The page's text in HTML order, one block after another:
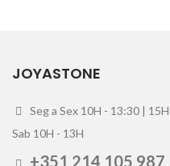
JOYASTONE
Seg a Sex 10H - 13:30 |
Sab 10H - 13H
+351 214 105 987